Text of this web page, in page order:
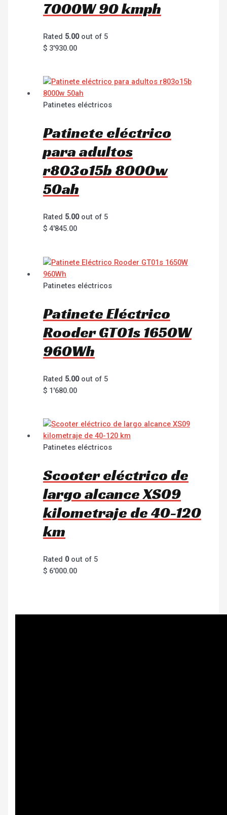
7000W 90 kmph
Rated 5.00out of 5
$ 3'930.00
Patinetes eléctricos
Patinete eléctrico
para adultos
r803o15b 8000w
50ah
Rated 5.00out of 5
$ 4'845.00
Patinetes eléctricos
Patinete Eléctrico
Rooder GT01s 1650W
960Wh
Rated 5.00out of 5
$ 1'680.00
Patinetes eléctricos
Scooter eléctrico de
largo alcance XS09
kilometraje de 40-120
km
Rated 0out of 5
$ 6'000.00